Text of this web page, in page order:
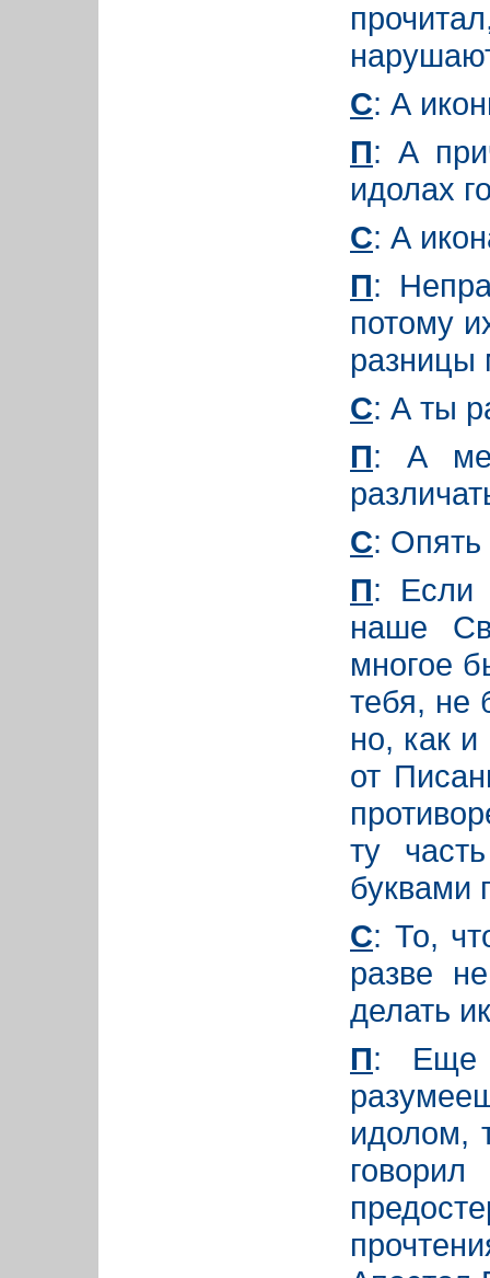
С: А
П: А
идолах
С: А
П:
потому
разницы
С: А ты
П: А
С: Опять
П: Если
наше
многое
тебя, не
но, как
от
ту
буквами
С: То,
разве
делать
П: Еще
идолом,